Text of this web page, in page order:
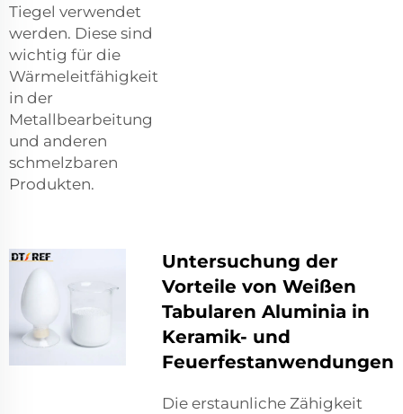
Tiegel verwendet
werden. Diese sind
wichtig für die
Wärmeleitfähigkeit
in der
Metallbearbeitung
und anderen
schmelzbaren
Produkten.
Untersuchung der
Vorteile von Weißen
Tabularen Aluminia in
Keramik- und
Feuerfestanwendungen
Die erstaunliche Zähigkeit